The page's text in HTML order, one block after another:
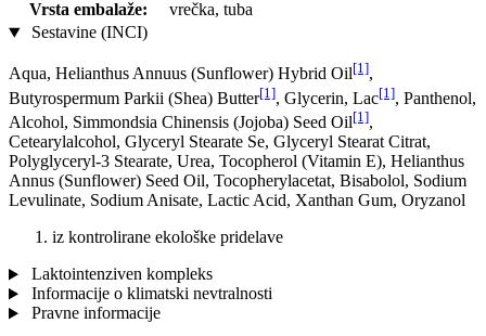
Vrsta embalaže:
vrečka, tuba
Sestavine (INCI)
Aqua, Helianthus Annuus (Sunflower) Hybrid Oil[1],
Butyrospermum Parkii (Shea) Butter[1], Glycerin, Lac[1], Panthenol,
Alcohol, Simmondsia Chinensis (Jojoba) Seed Oil[1],
Cetearylalcohol, Glyceryl Stearate Se, Glyceryl Stearat Citrat,
Polyglyceryl-3 Stearate, Urea, Tocopherol (Vitamin E), Helianthus
Annus (Sunflower) Seed Oil, Tocopherylacetat, Bisabolol, Sodium
Levulinate, Sodium Anisate, Lactic Acid, Xanthan Gum, Oryzanol
iz kontrolirane ekološke pridelave
Laktointenziven kompleks
Informacije o klimatski nevtralnosti
Pravne informacije